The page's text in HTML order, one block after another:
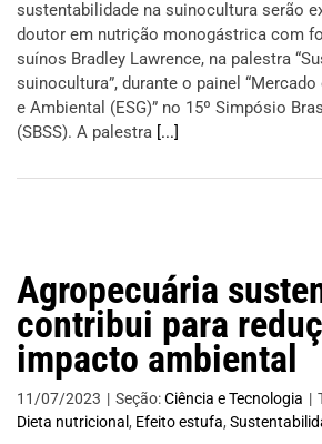
sustentabilidade na suinocultura serão
doutor em nutrição monogástrica com
suínos Bradley Lawrence, na palestra
suinocultura”, durante o painel “Mercado
e Ambiental (ESG)” no 15º Simpósio
(SBSS). A palestra [...]
Agropecuária
contribui para
impacto ambiental
11/07/2023 | Seção:Ciência e Tecnologia |
Dieta nutricional , Efeito estufa,